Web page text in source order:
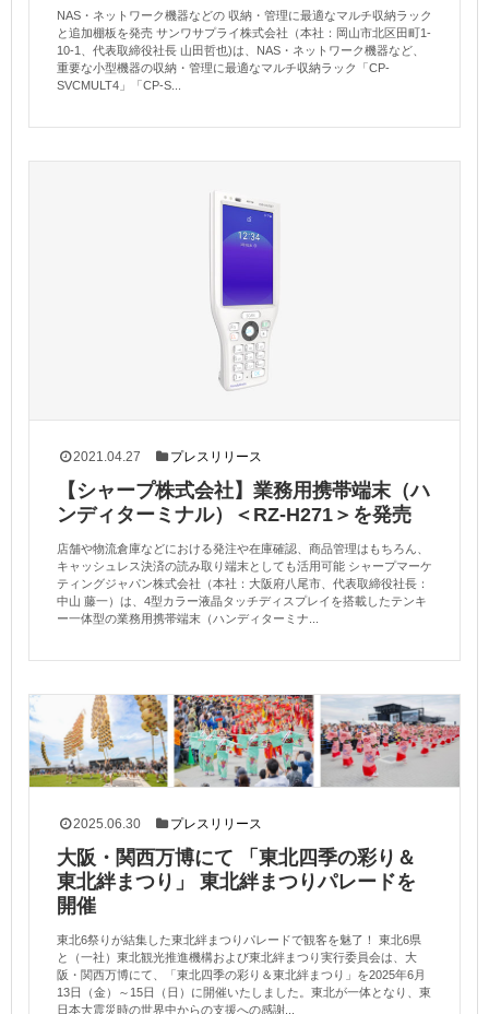
NAS・ネットワーク機器などの 収納・管理に最適なマルチ収納ラック
と追加棚板を発売 サンワサプライ株式会社（本社：岡山市北区田町1-
10-1、代表取締役社長 山田哲也)は、NAS・ネットワーク機器など、
重要な小型機器の収納・管理に最適なマルチ収納ラック「CP-
SVCMULT4」「CP-S...
2021.04.27 プレスリリース
【シャープ株式会社】業務用携帯端末（ハ
ンディターミナル）＜RZ-H271＞を発売
店舗や物流倉庫などにおける発注や在庫確認、商品管理はもちろん、
キャッシュレス決済の読み取り端末としても活用可能 シャープマーケ
ティングジャパン株式会社（本社：大阪府八尾市、代表取締役社長：
中山 藤一）は、4型カラー液晶タッチディスプレイを搭載したテンキ
ー一体型の業務用携帯端末（ハンディターミナ...
2025.06.30 プレスリリース
大阪・関西万博にて 「東北四季の彩り＆
東北絆まつり」 東北絆まつりパレードを
開催
東北6祭りが結集した東北絆まつりパレードで観客を魅了！ 東北6県
と（一社）東北観光推進機構および東北絆まつり実行委員会は、大
阪・関西万博にて、「東北四季の彩り＆東北絆まつり」を2025年6月
13日（金）～15日（日）に開催いたしました。東北が一体となり、東
日本大震災時の世界中からの支援への感謝...